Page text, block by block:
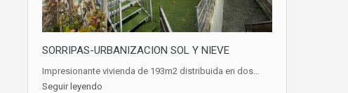
SORRIPAS-URBANIZACION SOL Y NIEVE
Impresionante vivienda de 193m2 distribuida en dos…
Seguir leyendo